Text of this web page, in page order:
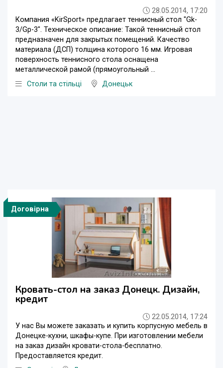
28.05.2014, 17:20
Компания «KirSport» предлагает теннисный стол "Gk-
3/Gp-3". Техническое описание: Такой теннисный стол
предназначен для закрытых помещений. Качество
материала (ДСП) толщина которого 16 мм. Игровая
поверхность теннисного стола оснащена
металлической рамой (прямоугольный ...
Столи та стільці
Донецьк
Договірна
Кровать-стол на заказ Донецк. Дизайн,
кредит
22.05.2014, 17:24
У нас Вы можете заказать и купить корпусную мебель в
Донецке-кухни, шкафы-купе. При изготовлении мебели
на заказ дизайн кровати-стола-бесплатно.
Предоставляется кредит.